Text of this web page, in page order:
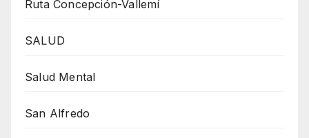
Ruta Concepción-Vallemí
SALUD
Salud Mental
San Alfredo